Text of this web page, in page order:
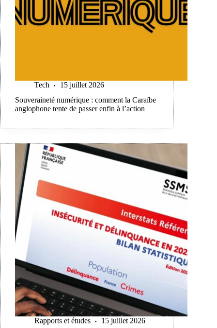
Tech
15 juillet 2026
Souveraineté numérique : comment la Caraïbe
anglophone tente de passer enfin à l’action
Rapports et études
15 juillet 2026